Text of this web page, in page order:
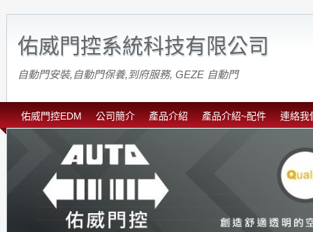
佑威門控系統科技有限公司
自動門安裝,自動門保養,到府服務, GEZE 自動門
佑威門控EDM 公司簡介 產品介紹 產品介紹~配件 連絡我